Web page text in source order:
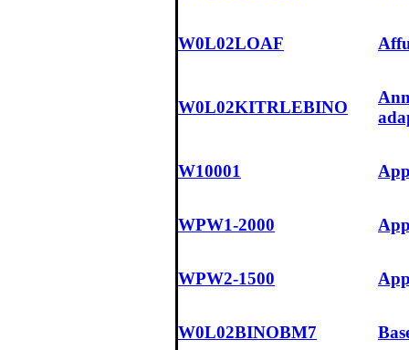
W0L02LOAF
W0L02KITRLEBINO
W10001
WPW1-2000
WPW2-1500
W0L02BINOBM7